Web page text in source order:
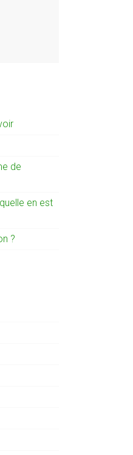
de
en est
?